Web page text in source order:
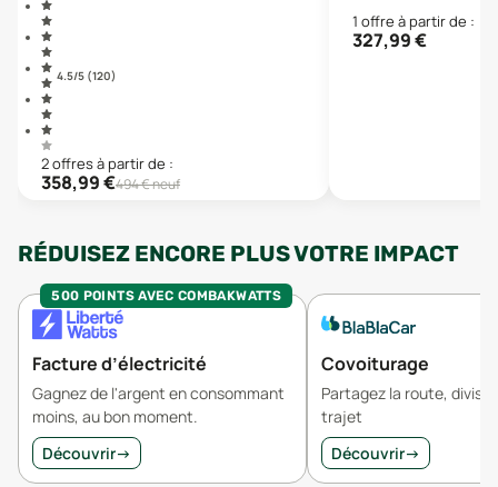
4.5/5 (120)
2offresà partir de :
358,99€494€ neuf
1 offre à partir de :
327,99€
RÉDUISEZ ENCORE PLUS VOTRE IMPACT
500 POINTS AVEC COMBAKWATTS
Facture d’électricité
Gagnez de l'argent en consommant
moins, au bon moment.
Découvrir→
Covoiturage
Partagez la route,
trajet
Découvrir→